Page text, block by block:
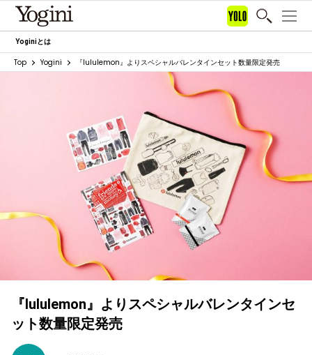
Yoginiとは
Top Yogini 『lululemon』よりスペシャルバレンタインセット数量限定発売
『lululemon』よりスペシャルバレンタインセ
ット数量限定発売